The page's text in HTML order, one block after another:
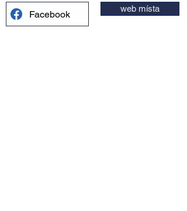
Facebook web místa